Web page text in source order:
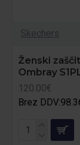
Skechers
Ženski
Ombray
120.00€
Brez